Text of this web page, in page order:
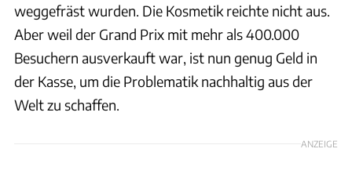
weggefräst wurden. Die Kosmetik reichte nicht aus.
Aber weil der Grand Prix mit mehr als 400.000
Besuchern ausverkauft war, ist nun genug Geld in
der Kasse, um die Problematik nachhaltig aus der
Welt zu schaffen.
ANZEIGE